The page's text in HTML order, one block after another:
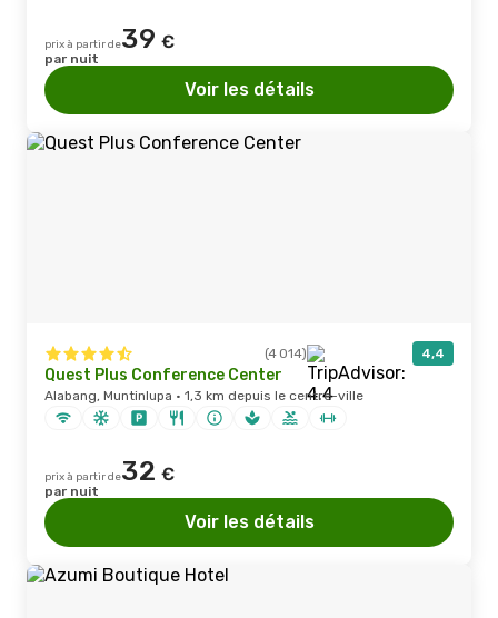
prix à partir de39 €
par nuit
Voir les détails
(4 014) 4,4
Quest Plus Conference Center
Alabang, Muntinlupa · 1,3 km depuis le centre-ville
prix à partir de32 €
par nuit
Voir les détails